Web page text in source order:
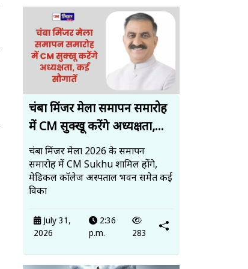
चंबा मिंजर मेला समापन समारोह
में CM सुक्खू करेंगे अध्यक्षता,...
चंबा मिंजर मेला 2026 के समापन
समारोह में CM Sukhu शामिल होंगे,
मेडिकल कॉलेज अस्पताल भवन समेत कई
विका
July 31,
2026
2:36
p.m.
283